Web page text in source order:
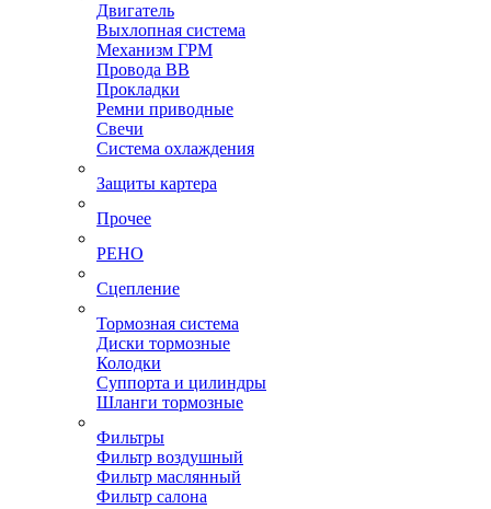
Двигатель
Выхлопная система
Механизм ГРМ
Провода ВВ
Прокладки
Ремни приводные
Свечи
Система охлаждения
Защиты картера
Прочее
РЕНО
Сцепление
Тормозная система
Диски тормозные
Колодки
Суппорта и цилиндры
Шланги тормозные
Фильтры
Фильтр воздушный
Фильтр маслянный
Фильтр салона